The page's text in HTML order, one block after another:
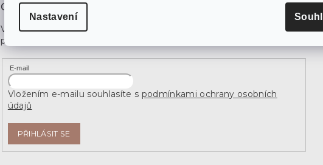
Nastavení
Odebírat newsletter
Vložte svůj e-mail a my vám budeme zasílat informace o nových
produktech na našem e-shopu.
E-mail
Vložením e-mailu souhlasíte s podmínkami ochrany osobních
údajů
PŘIHLÁSIT SE